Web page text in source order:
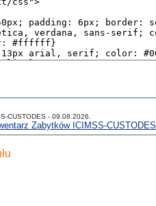
CUSTODES - 09.08.2026.
Zabytków ICIMSS-CUSTODES